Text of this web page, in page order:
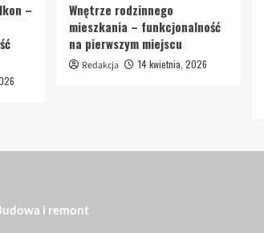
–
Wnętrze rodzinnego
mieszkania – funkcjonalność
na pierwszym miejscu
Redakcja 14 kwietnia, 2026
i remont